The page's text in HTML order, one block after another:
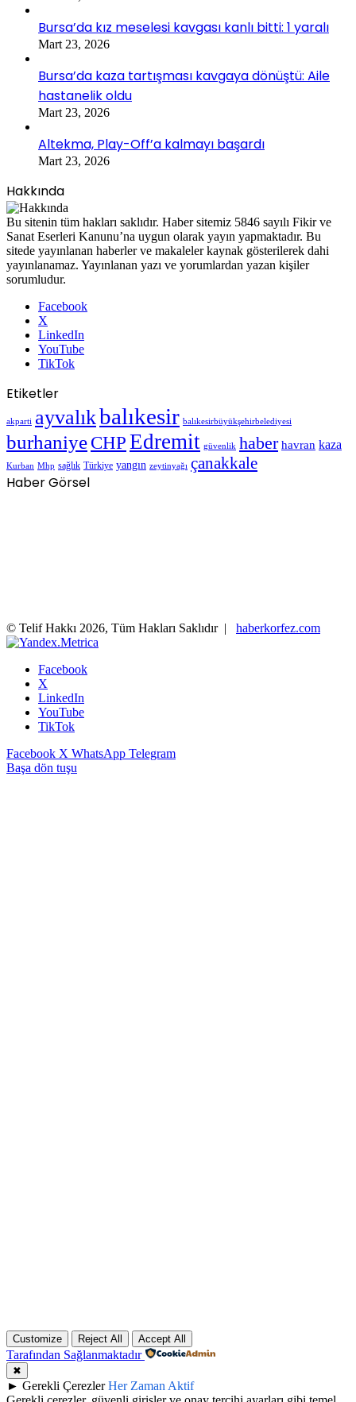
Bursa’da kız meselesi kavgası kanlı bitti: 1 yaralı
Mart 23, 2026
Bursa’da kaza tartışması kavgaya dönüştü: Aile
hastanelik oldu
Mart 23, 2026
Altekma, Play-Off’a kalmayı başardı
Mart 23, 2026
Hakkında
Bu sitenin tüm hakları saklıdır. Haber sitemiz 5846 sayılı Fikir ve
Sanat Eserleri Kanunu’na uygun olarak yayın yapmaktadır. Bu
sitede yayınlanan haberler ve makaleler kaynak gösterilerek dahi
yayınlanamaz. Yayınlanan yazı ve yorumlardan yazan kişiler
sorumludur.
Facebook
X
LinkedIn
YouTube
TikTok
Etiketler
akparti ayvalıkbalıkesir balıkesirbüyükşehirbelediyesi
burhaniye CHP Edremit güvenlik haber havran kaza
Kurban Mhp sağlık Türkiye yangın zeytinyağı çanakkale
Haber Görsel
© Telif Hakkı 2026, Tüm Hakları Saklıdır | haberkorfez.com
Facebook
X
LinkedIn
YouTube
TikTok
Facebook X WhatsApp Telegram
Başa dön tuşu
Customize Reject All Accept All
Tarafından Sağlanmaktadır
✖
► Gerekli Çerezler Her Zaman Aktif